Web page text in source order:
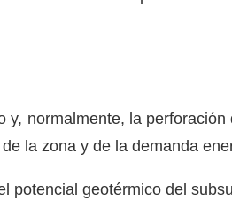
y, normalmente, la
la zona y de la demanda
potencial geotérmico del